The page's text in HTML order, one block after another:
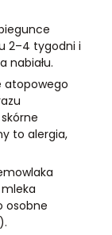
2–4 tygodni i
nabiału.
atopowego
to alergia,
osobne